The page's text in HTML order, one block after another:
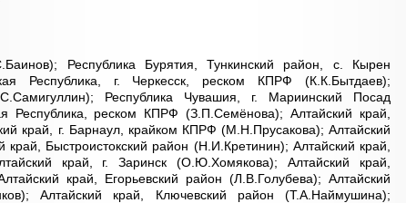
Республика Бурятия, Тункинский район, с. Кырен
Республика, г. Черкесск, реском КПРФ (К.К.Бытдаев);
Республика Чувашия, г. Мариинский Посад
Республика, реском КПРФ (З.П.Семёнова); Алтайский край,
край, г. Барнаул, крайком КПРФ (М.Н.Прусакова); Алтайский
Быстроистокский район (Н.И.Кретинин); Алтайский край,
край, г. Заринск (О.Ю.Хомякова); Алтайский край,
край, Егорьевский район (Л.В.Голубева); Алтайский
Алтайский край, Ключевский район (Т.А.Наймушина);